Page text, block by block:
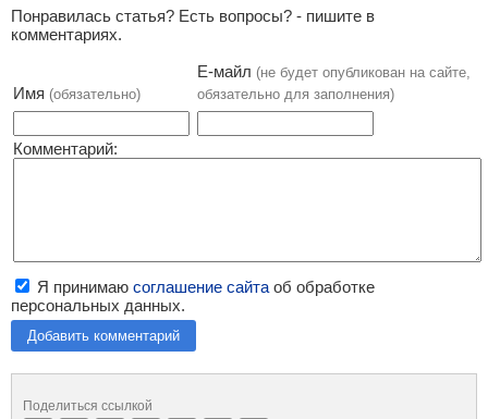
Понравилась статья? Есть вопросы? - пишите в
комментариях.
Имя (обязательно)
Е-майл (не будет опубликован на сайте,
обязательно для заполнения)
Комментарий:
Я принимаю соглашение сайта об обработке
персональных данных.
Добавить комментарий
Поделиться ссылкой